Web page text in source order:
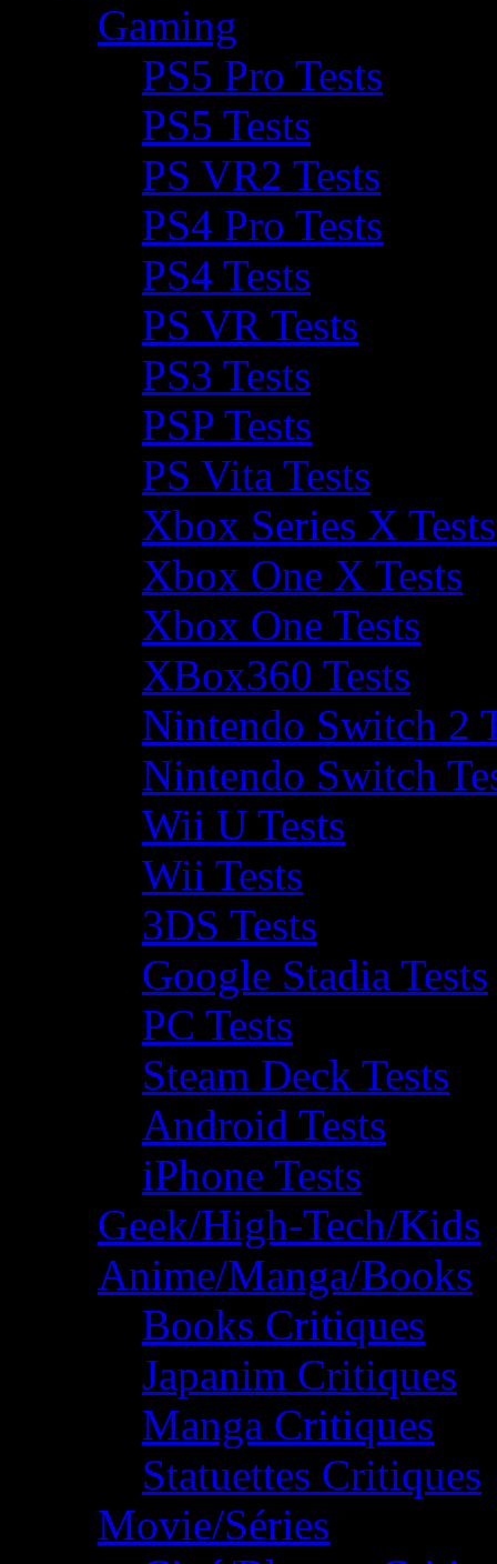
Gaming
PS5 Pro Tests
PS5 Tests
PS VR2 Tests
PS4 Pro Tests
PS4 Tests
PS VR Tests
PS3 Tests
PSP Tests
PS Vita Tests
Xbox Series X Tests
Xbox One X Tests
Xbox One Tests
XBox360 Tests
Nintendo Switch 2
Nintendo Switch
Wii U Tests
Wii Tests
3DS Tests
Google Stadia Tests
PC Tests
Steam Deck Tests
Android Tests
iPhone Tests
Geek/High-Tech/Kids
Anime/Manga/Books
Books Critiques
Japanim Critiques
Manga Critiques
Statuettes Critiques
Movie/Séries